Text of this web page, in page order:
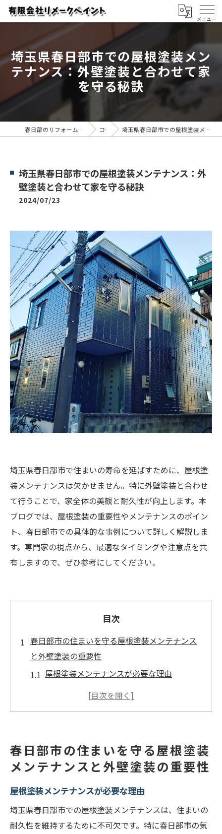
埼玉県春日部市での屋根塗装メン
テナンス：外壁塗装と合わせて家
を守る秘訣
春日部のリフォームなら有限会社リメークペイント コラム 埼玉県春日部市での屋根塗装メンテナンス：外壁塗装と合わせて家を守る秘訣
埼玉県春日部市での屋根塗装メンテナンス：外
壁塗装と合わせて家を守る秘訣
2024/07/23
埼玉県春日部市で住まいの寿命を延ばすために、屋根塗
装メンテナンスは欠かせません。特に外壁塗装と合わせ
て行うことで、家全体の美観と耐久性が向上します。本
ブログでは、屋根塗装の重要性やメンテナンスのポイン
ト、春日部市での具体的な事例について詳しく解説しま
す。専門家の視点から、最適なタイミングや注意点を共
有しますので、ぜひ参考にしてください。
目次
春日部市の住まいを守る屋根塗装メンテナンス
と外壁塗装の重要性
屋根塗装メンテナンスが必要な理由
外壁塗装と屋根塗装の相乗効果
専門家による診断の必要性
長寿命住宅を実現するためのメンテナンス
テクニック
屋根塗装と外壁塗装を同時に行うメリットとは
コストパフォーマンスの向上
施工期間の短縮
春日部市の住まいを守る屋根塗装
メンテナンスと外壁塗装の重要性
屋根塗装メンテナンスが必要な理由
埼玉県春日部市での屋根塗装メンテナンスは、住まいの
耐久性を維持するために不可欠です。特に春日部市の気